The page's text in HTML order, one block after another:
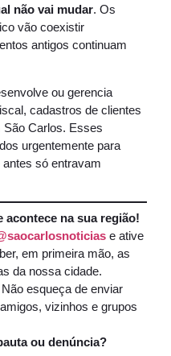
não vai mudar. Os
vão coexistir
antigos continuam
ou gerencia
cadastros de clientes
São Carlos. Esses
urgentemente para
só entravam
acontece na sua região!
e ative
em primeira mão, as
da nossa cidade.
Não esqueça de enviar
vizinhos e grupos
ou denúncia?